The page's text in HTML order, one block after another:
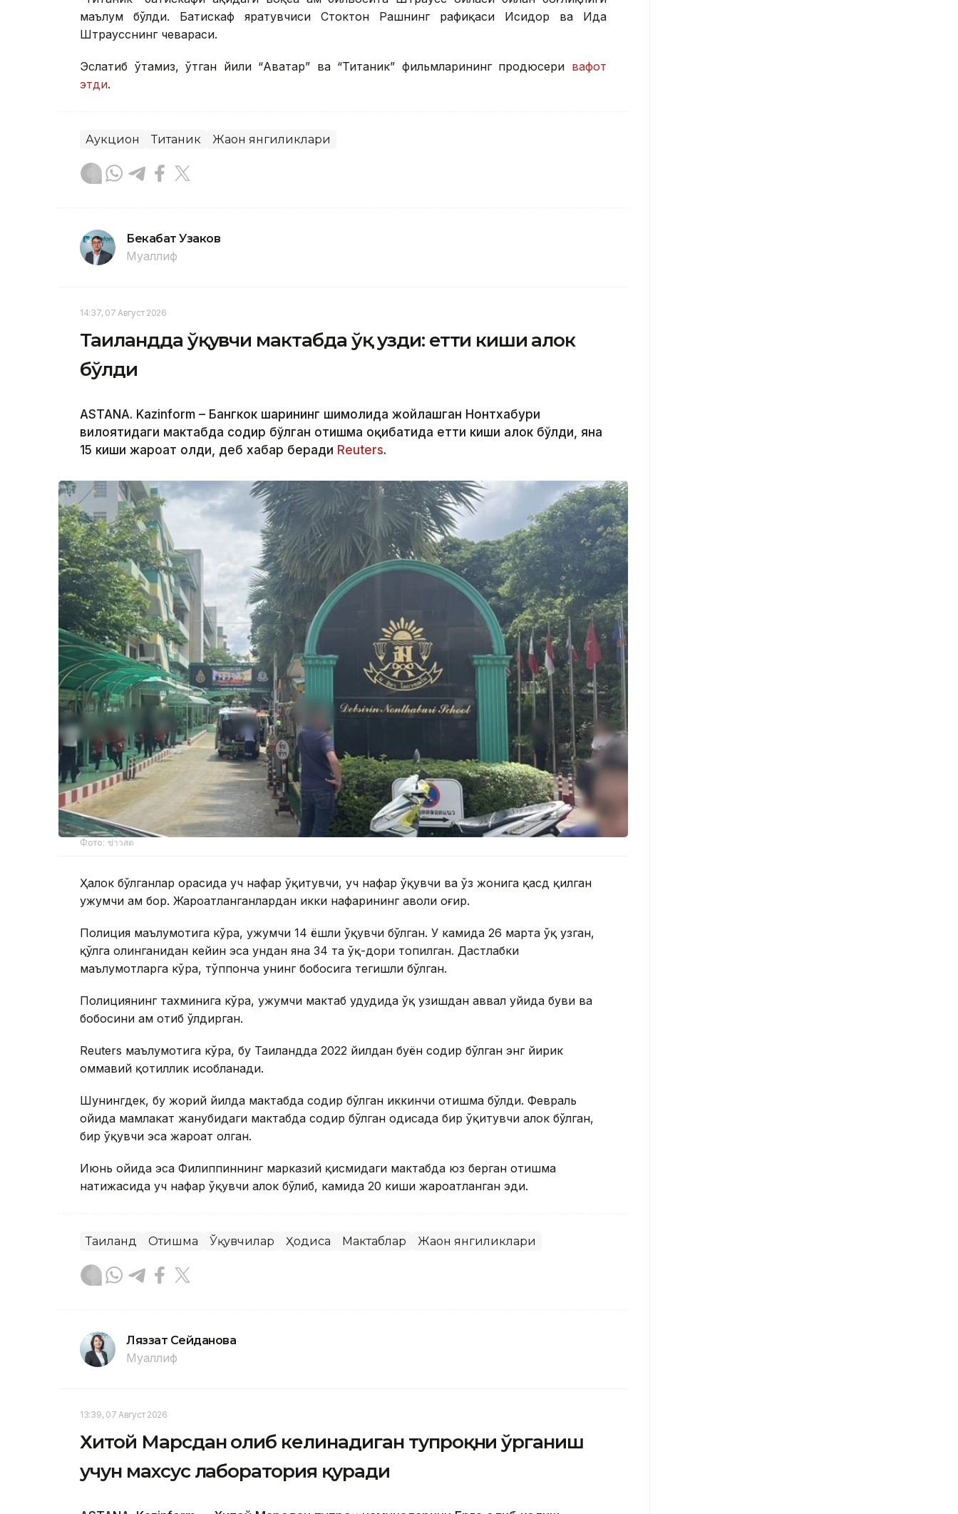
маълум бўлди. Батискаф яратувчиси Стоктон Рашнинг рафиқаси Исидор ва Ида
Штраусснинг чевараси.
Эслатиб ўтамиз, ўтган йили “Аватар” ва “Титаник” фильмларининг продюсери вафот
этди.
Аукцион Титаник Жаҳон янгиликлари
Бекабат Узаков
Муаллиф
14:37, 07 Август 2026
Таиландда ўқувчи мактабда ўқ узди: етти киши ҳалок
бўлди
ASTANA. Kazinform – Бангкок шаҳрининг шимолида жойлашган Нонтхабури
вилоятидаги мактабда содир бўлган отишма оқибатида етти киши ҳалок бўлди, яна
15 киши жароҳат олди, деб хабар беради Reuters.
Фото: ข่าวสด
Ҳалок бўлганлар орасида уч нафар ўқитувчи, уч нафар ўқувчи ва ўз жонига қасд қилган
ҳужумчи ҳам бор. Жароҳатланганлардан икки нафарининг аҳволи оғир.
Полиция маълумотига кўра, ҳужумчи 14 ёшли ўқувчи бўлган. У камида 26 марта ўқ узган,
қўлга олинганидан кейин эса ундан яна 34 та ўқ-дори топилган. Дастлабки
маълумотларга кўра, тўппонча унинг бобосига тегишли бўлган.
Полициянинг тахминига кўра, ҳужумчи мактаб ҳудудида ўқ узишдан аввал уйида буви ва
бобосини ҳам отиб ўлдирган.
Reuters маълумотига кўра, бу Таиландда 2022 йилдан буён содир бўлган энг йирик
оммавий қотиллик ҳисобланади.
Шунингдек, бу жорий йилда мактабда содир бўлган иккинчи отишма бўлди. Февраль
ойида мамлакат жанубидаги мактабда содир бўлган ҳодисада бир ўқитувчи ҳалок бўлган,
бир ўқувчи эса жароҳат олган.
Июнь ойида эса Филиппиннинг марказий қисмидаги мактабда юз берган отишма
натижасида уч нафар ўқувчи ҳалок бўлиб, камида 20 киши жароҳатланган эди.
Таиланд Отишма Ўқувчилар Ҳодиса Мактаблар Жаҳон янгиликлари
Ляззат Сейданова
Муаллиф
13:39, 07 Август 2026
Хитой Марсдан олиб келинадиган тупроқни ўрганиш
учун махсус лаборатория қуради